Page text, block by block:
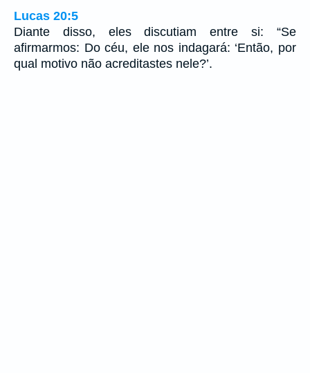
Lucas 20:5
Diante disso, eles discutiam entre si: “Se
afirmarmos: Do céu, ele nos indagará: ‘Então, por
qual motivo não acreditastes nele?’.